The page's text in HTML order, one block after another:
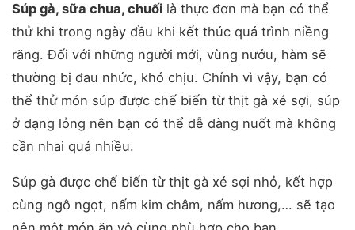
Súp gà, sữa chua, chuối là thực đơn mà bạn có thể
thử khi trong ngày đầu khi kết thúc quá trình niềng
răng. Đối với những người mới, vùng nướu, hàm sẽ
thường bị đau nhức, khó chịu. Chính vì vậy, bạn có
thể thử món súp được chế biến từ thịt gà xé sợi, súp
ở dạng lỏng nên bạn có thể dễ dàng nuốt mà không
cần nhai quá nhiều.
Súp gà được chế biến từ thịt gà xé sợi nhỏ, kết hợp
cùng ngô ngọt, nấm kim châm, nấm hương,… sẽ tạo